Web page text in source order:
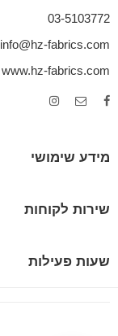
03-5103772
info@hz-fabrics.com
www.hz-fabrics.com
מידע שימושי
שירות לקוחות
שעות פעילות